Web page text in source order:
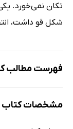
تکان نمی‌خورد.
شکل قو داشت،
فهرست مطالب
هنری زلزله
مشخصات کتاب